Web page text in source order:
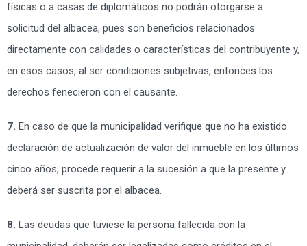
físicas o a casas de diplomáticos no podrán otorgarse a
solicitud del albacea, pues son beneficios relacionados
directamente con calidades o características del contribuyente y,
en esos casos, al ser condiciones subjetivas, entonces los
derechos fenecieron con el causante.
7. En caso de que la municipalidad verifique que no ha existido
declaración de actualización de valor del inmueble en los últimos
cinco años, procede requerir a la sucesión a que la presente y
deberá ser suscrita por el albacea.
8. Las deudas que tuviese la persona fallecida con la